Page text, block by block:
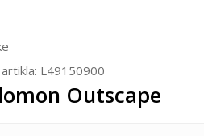
L49150900
Outscape